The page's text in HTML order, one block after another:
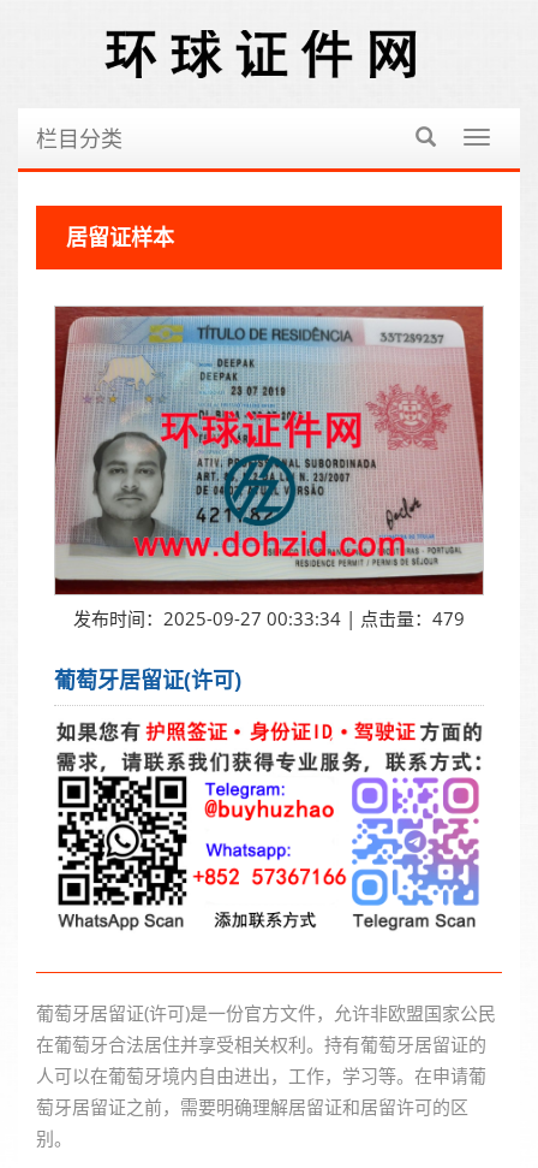
切
航
栏目分类
居留证样本
发布时间：2025-09-27 00:33:34 | 点击量：479
葡萄牙居留证(许可)
葡萄牙居留证(许可)是一份官方文件，允许非欧盟国家公民
在葡萄牙合法居住并享受相关权利。持有葡萄牙居留证的
人可以在葡萄牙境内自由进出，工作，学习等。在申请葡
萄牙居留证之前，需要明确理解居留证和居留许可的区
别。